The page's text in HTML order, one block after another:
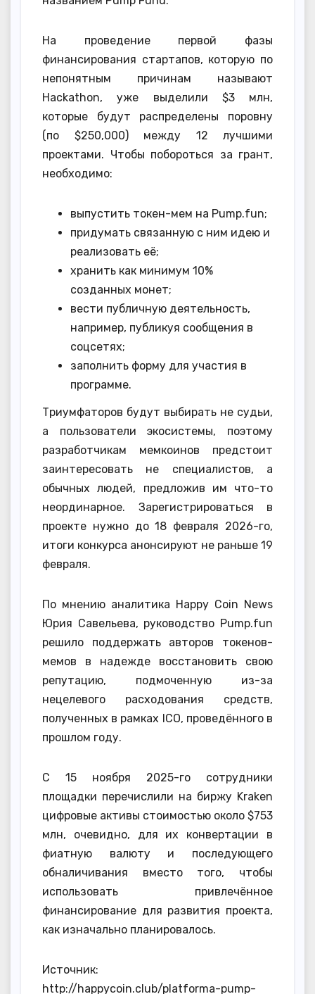
На проведение первой фазы
финансирования стартапов, которую по
непонятным причинам называют
Hackathon, уже выделили $3 млн,
которые будут распределены поровну
(по $250,000) между 12 лучшими
проектами. Чтобы побороться за грант,
необходимо:
выпустить токен-мем на Pump.fun;
придумать связанную с ним идею и
реализовать её;
хранить как минимум 10%
созданных монет;
вести публичную деятельность,
например, публикуя сообщения в
соцсетях;
заполнить форму для участия в
программе.
Триумфаторов будут выбирать не судьи,
а пользователи экосистемы, поэтому
разработчикам мемкоинов предстоит
заинтересовать не специалистов, а
обычных людей, предложив им что-то
неординарное. Зарегистрироваться в
проекте нужно до 18 февраля 2026-го,
итоги конкурса анонсируют не раньше 19
февраля.
По мнению аналитика Happy Coin News
Юрия Савельева, руководство Pump.fun
решило поддержать авторов токенов-
мемов в надежде восстановить свою
репутацию, подмоченную из-за
нецелевого расходования средств,
полученных в рамках ICO, проведённого в
прошлом году.
С 15 ноября 2025-го сотрудники
площадки перечислили на биржу Kraken
цифровые активы стоимостью около $753
млн, очевидно, для их конвертации в
фиатную валюту и последующего
обналичивания вместо того, чтобы
использовать привлечённое
финансирование для развития проекта,
как изначально планировалось.
Источник:
http://happycoin.club/platforma-pump-